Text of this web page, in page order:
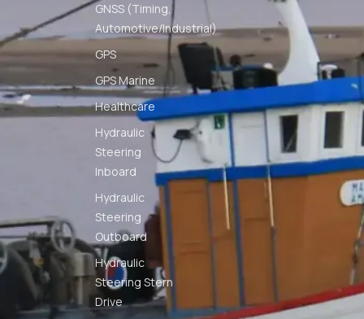
GNSS (Timing,
Automotive/Industrial)
GPS
GPS Marine
Healthcare
Hydraulic
Steering
Inboard
Hydraulic
Steering
Outboard
Hydraulic
Steering Stern
Drive